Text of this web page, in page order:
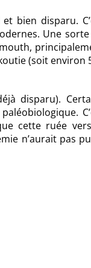
bien disparu.
Une
(soit environ
disparu).
cette ruée
n’aurait pas